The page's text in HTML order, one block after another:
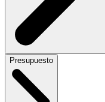
Presupuesto